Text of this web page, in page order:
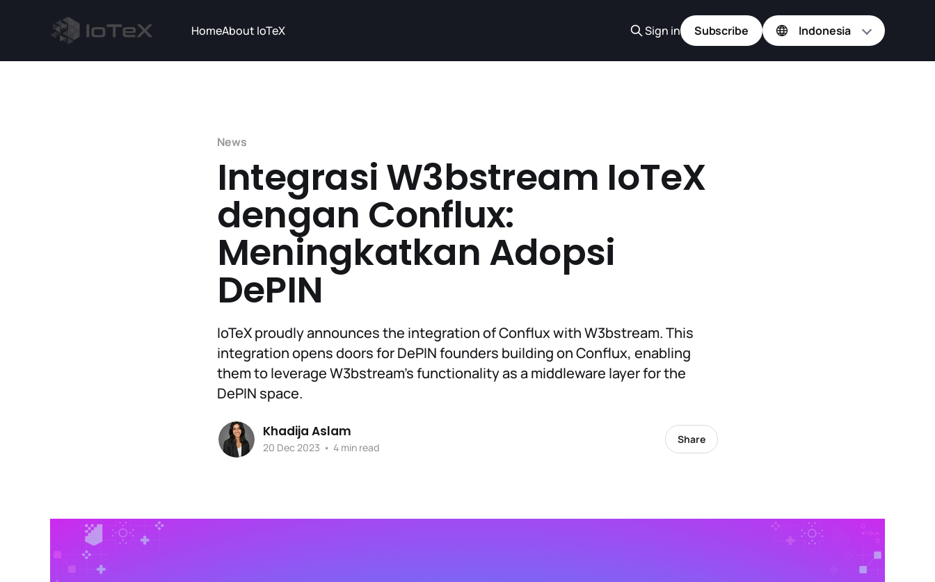
HomeAbout IoTeX Sign in Subscribe
News
Integrasi W3bstream IoTeX
dengan Conflux:
Meningkatkan Adopsi
DePIN
IoTeX proudly announces the integration of Conflux with W3bstream. This
integration opens doors for DePIN founders building on Conflux, enabling
them to leverage W3bstream's functionality as a middleware layer for the
DePIN space.
Khadija Aslam
20 Dec 2023 • 4 min read
Share